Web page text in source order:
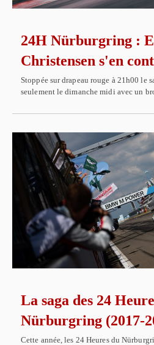
24H Nürburgring :
Christensen s'en
Stoppée sur drapeau rouge à 21h00 le
seulement le dimanche midi avec un
La saga des 24
Nürburgring (2017-
Cette année, les 24 Heures du